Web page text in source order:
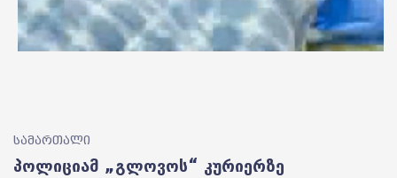
სამართალი
პოლიციამ „გლოვოს“ კურიერზე